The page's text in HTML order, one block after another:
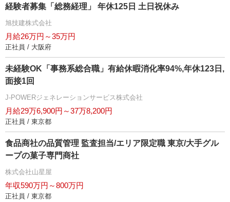
経験者募集「総務経理」 年休125日 土日祝休み
旭技建株式会社
月給26万円～35万円
正社員 / 大阪府
未経験OK「事務系総合職」有給休暇消化率94%,年休123日,
面接1回
J-POWERジェネレーションサービス株式会社
月給29万6,900円～37万8,200円
正社員 / 東京都
食品商社の品質管理 監査担当/エリア限定職 東京/大手グル
ープの菓子専門商社
株式会社山星屋
年収590万円～800万円
正社員 / 東京都